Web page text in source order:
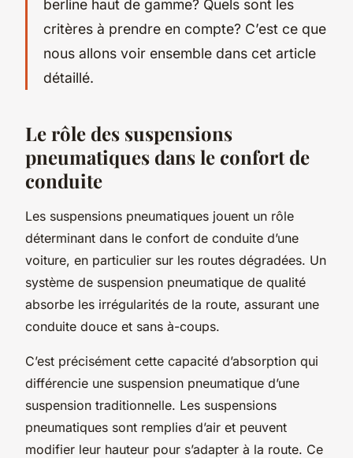
berline haut de gamme? Quels sont les
critères à prendre en compte? C’est ce que
nous allons voir ensemble dans cet article
détaillé.
Le rôle des suspensions
pneumatiques dans le confort de
conduite
Les suspensions pneumatiques jouent un rôle
déterminant dans le confort de conduite d’une
voiture, en particulier sur les routes dégradées. Un
système de suspension pneumatique de qualité
absorbe les irrégularités de la route, assurant une
conduite douce et sans à-coups.
C’est précisément cette capacité d’absorption qui
différencie une suspension pneumatique d’une
suspension traditionnelle. Les suspensions
pneumatiques sont remplies d’air et peuvent
modifier leur hauteur pour s’adapter à la route. Ce